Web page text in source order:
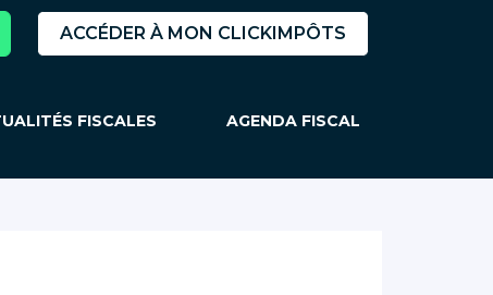
ACCÉDER À MON CLICKIMPÔTS
FISCALES AGENDA FISCAL